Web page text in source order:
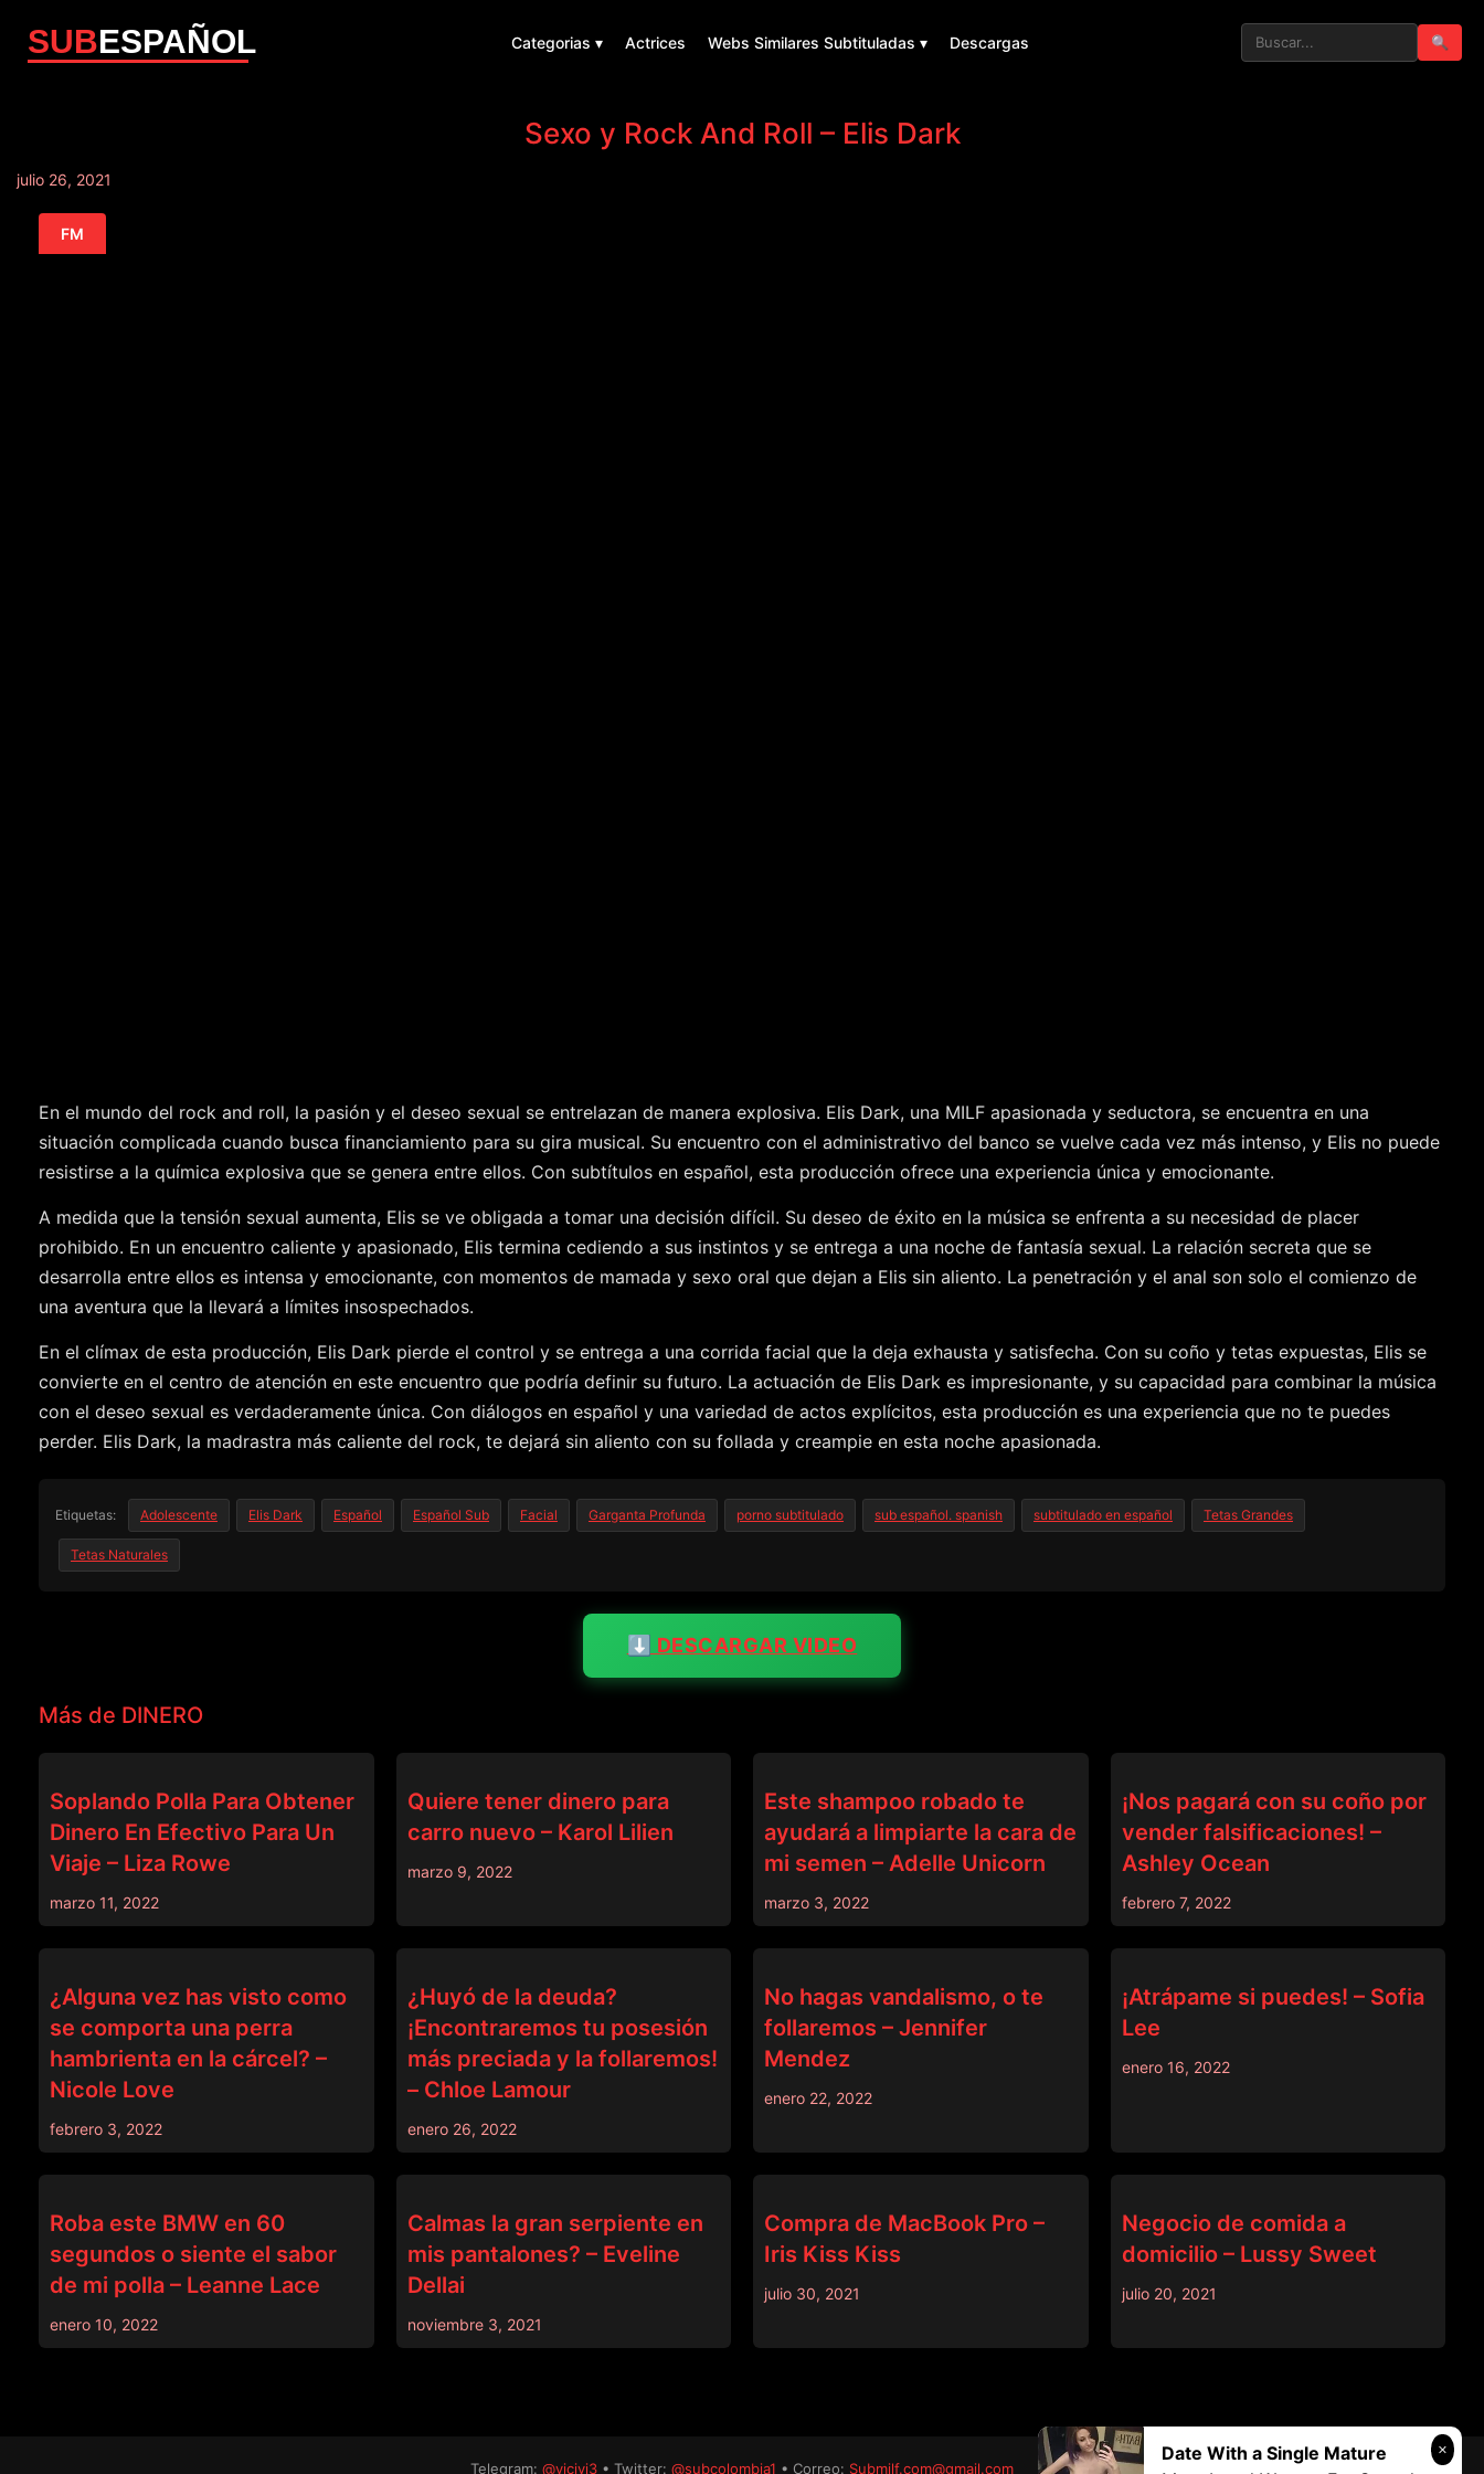
Date With a Single Mature
SUBESPAÑOL Categorias ▾ Actrices Webs Similares Subtituladas ▾ Descargas 🔍
Sexo y Rock And Roll – Elis Dark
julio 26, 2021
FM
En el mundo del rock and roll, la pasión y el deseo sexual se entrelazan de manera explosiva. Elis Dark, una MILF apasionada y seductora, se encuentra en una
situación complicada cuando busca financiamiento para su gira musical. Su encuentro con el administrativo del banco se vuelve cada vez más intenso, y Elis no puede
resistirse a la química explosiva que se genera entre ellos. Con subtítulos en español, esta producción ofrece una experiencia única y emocionante.
A medida que la tensión sexual aumenta, Elis se ve obligada a tomar una decisión difícil. Su deseo de éxito en la música se enfrenta a su necesidad de placer
prohibido. En un encuentro caliente y apasionado, Elis termina cediendo a sus instintos y se entrega a una noche de fantasía sexual. La relación secreta que se
desarrolla entre ellos es intensa y emocionante, con momentos de mamada y sexo oral que dejan a Elis sin aliento. La penetración y el anal son solo el comienzo de
una aventura que la llevará a límites insospechados.
En el clímax de esta producción, Elis Dark pierde el control y se entrega a una corrida facial que la deja exhausta y satisfecha. Con su coño y tetas expuestas, Elis se
convierte en el centro de atención en este encuentro que podría definir su futuro. La actuación de Elis Dark es impresionante, y su capacidad para combinar la música
con el deseo sexual es verdaderamente única. Con diálogos en español y una variedad de actos explícitos, esta producción es una experiencia que no te puedes
perder. Elis Dark, la madrastra más caliente del rock, te dejará sin aliento con su follada y creampie en esta noche apasionada.
Etiquetas: Adolescente Elis Dark Español Español Sub Facial Garganta Profunda porno subtitulado sub español. spanish subtitulado en español Tetas Grandes
Tetas Naturales
⬇️ DESCARGAR VIDEO
Más de DINERO
Soplando Polla Para Obtener
Dinero En Efectivo Para Un
Viaje – Liza Rowe
marzo 11, 2022
Quiere tener dinero para
carro nuevo – Karol Lilien
marzo 9, 2022
Este shampoo robado te
ayudará a limpiarte la cara de
mi semen – Adelle Unicorn
marzo 3, 2022
¡Nos pagará con su coño por
vender falsificaciones! –
Ashley Ocean
febrero 7, 2022
¿Alguna vez has visto como
se comporta una perra
hambrienta en la cárcel? –
Nicole Love
febrero 3, 2022
¿Huyó de la deuda?
¡Encontraremos tu posesión
más preciada y la follaremos!
– Chloe Lamour
enero 26, 2022
No hagas vandalismo, o te
follaremos – Jennifer
Mendez
enero 22, 2022
¡Atrápame si puedes! – Sofia
Lee
enero 16, 2022
Roba este BMW en 60
segundos o siente el sabor
de mi polla – Leanne Lace
enero 10, 2022
Calmas la gran serpiente en
mis pantalones? – Eveline
Dellai
noviembre 3, 2021
Compra de MacBook Pro –
Iris Kiss Kiss
julio 30, 2021
Negocio de comida a
domicilio – Lussy Sweet
julio 20, 2021
Telegram: @vicivi3 • Twitter: @subcolombia1 • Correo: Submilf.com@gmail.com